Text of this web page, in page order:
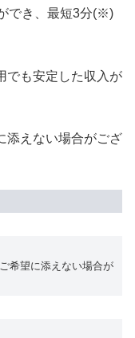
でき、最短3分(※)
でも安定した収入が
添えない場合がござ
希望に添えない場合が